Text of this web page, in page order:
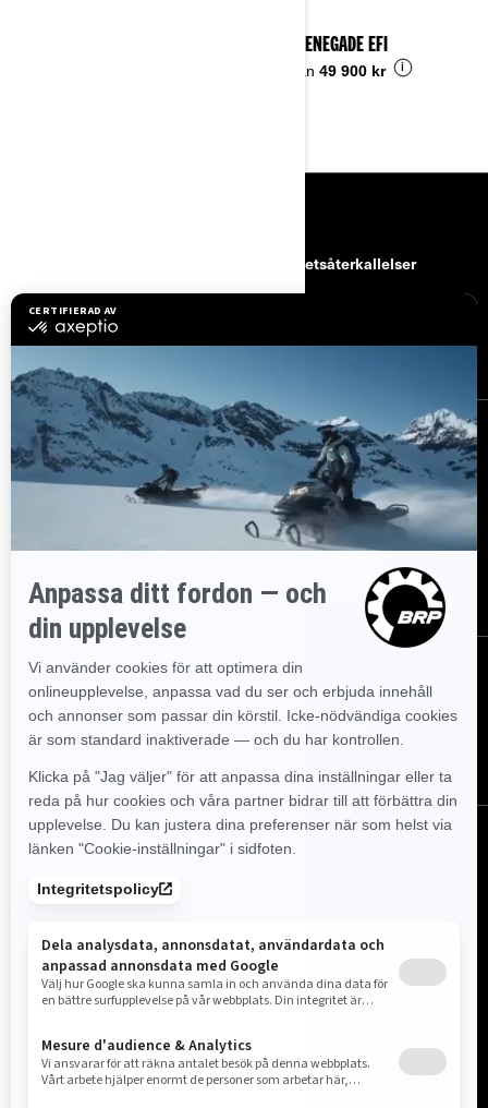
2023 RENEGADE EFI
Pris från 49 900 kr i
Karriärer
Bli Can-Am-återförsäljare
Säkerhetsåterkallelser
REGISTRERA DIG
Gå med i nyhetsbrevet.Var först med att få reda på de senaste
evenemangen, nyheterna och erbjudandena.
PRENUMERERA
FÖLJ OSS